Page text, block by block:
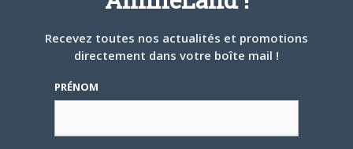
Ancien
★★★★
bub
Citation (neshi)
références de ces recueils des histoires de
j’essaie de mettre la main dessus sans
Recevez toutes nos actualités et promotions
directement dans votre boîte mail !
PRÉNOM